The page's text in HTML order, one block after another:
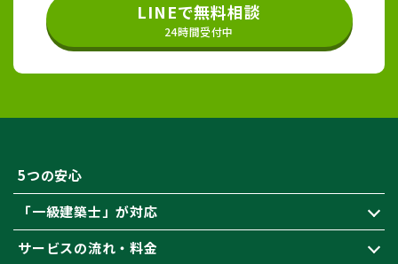
LINEで無料相談
24時間受付中
5つの安心
「一級建築士」が対応
サービスの流れ・料金